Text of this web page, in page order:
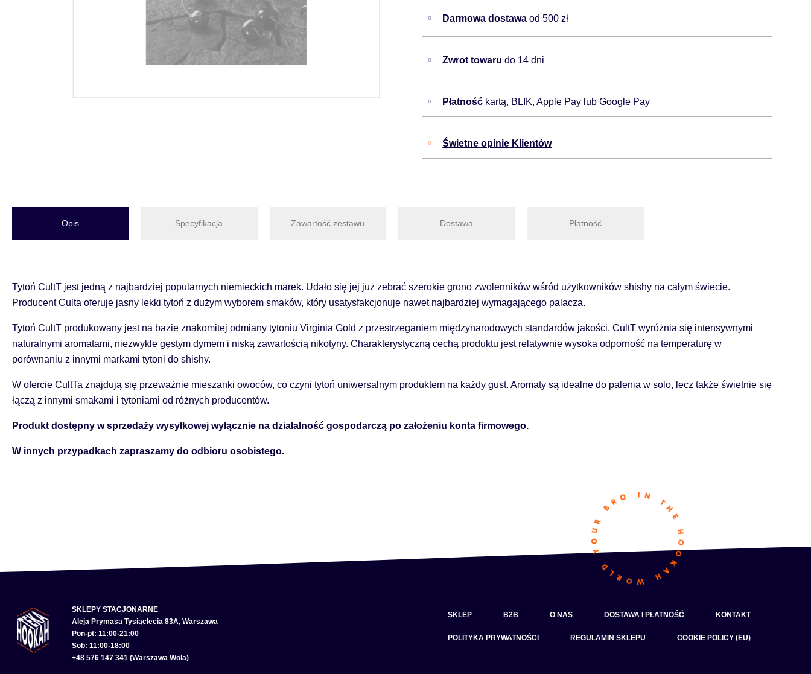
Darmowa dostawaod 500 zł
Zwrot towarudo 14 dni
Płatność kartą, BLIK, Apple Pay lub Google Pay
Świetne opinie Klientów
Opis Specyfikacja Zawartość zestawu Dostawa Płatność
Tytoń CultT jest jedną z najbardziej popularnych niemieckich marek. Udało się jej już zebrać szerokie grono zwolenników wśród użytkowników shishy na całym świecie.
Producent Сulta oferuje jasny lekki tytoń z dużym wyborem smaków, który usatysfakcjonuje nawet najbardziej wymagającego palacza.
Tytoń CultT produkowany jest na bazie znakomitej odmiany tytoniu Virginia Gold z przestrzeganiem międzynarodowych standardów jakości. CultT wyróżnia się intensywnymi
naturalnymi aromatami, niezwykle gęstym dymem i niską zawartością nikotyny. Charakterystyczną cechą produktu jest relatywnie wysoka odporność na temperaturę w
porównaniu z innymi markami tytoni do shishy.
W ofercie CultTa znajdują się przeważnie mieszanki owoców, co czyni tytoń uniwersalnym produktem na każdy gust. Aromaty są idealne do palenia w solo, lecz także świetnie się
łączą z innymi smakami i tytoniami od różnych producentów.
Produkt dostępny w sprzedaży wysyłkowej wyłącznie na działalność gospodarczą po założeniu konta firmowego.
W innych przypadkach zapraszamy do odbioru osobistego.
SKLEPY STACJONARNE
Aleja Prymasa Tysiąclecia 83A, Warszawa
Pon-pt: 11:00-21:00
Sob: 11:00-18:00
+48 576 147 341 (Warszawa Wola)
SKLEP B2B O NAS DOSTAWA I PŁATNOŚĆ KONTAKT
POLITYKA PRYWATNOŚCI REGULAMIN SKLEPU COOKIE POLICY (EU)